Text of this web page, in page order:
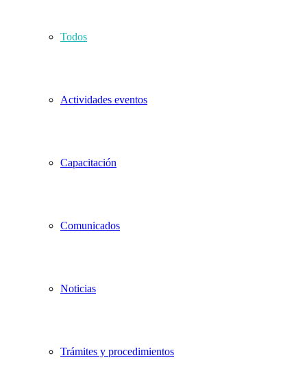
Todos
Actividades eventos
Capacitación
Comunicados
Noticias
Trámites y procedimientos